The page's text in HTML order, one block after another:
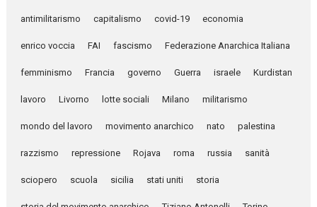
antimilitarismo capitalismo covid-19 economia
enrico voccia FAI fascismo Federazione Anarchica Italiana
femminismo Francia governo Guerra israele Kurdistan
lavoro Livorno lotte sociali Milano militarismo
mondo del lavoro movimento anarchico nato palestina
razzismo repressione Rojava roma russia sanità
sciopero scuola sicilia stati uniti storia